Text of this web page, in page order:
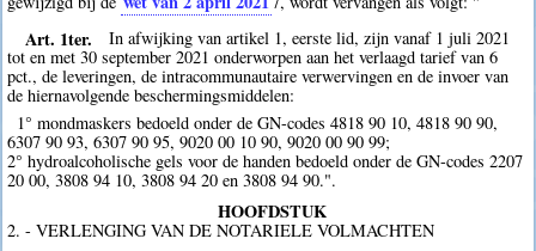
Art. 1ter.
In afwijking van artikel 1, eerste lid, zijn vanaf 1 juli 2021
tot en met 30 september 2021 onderworpen aan het verlaagd tarief van 6
pct., de leveringen, de intracommunautaire verwervingen en de invoer van
de hiernavolgende beschermingsmiddelen:
1° mondmaskers bedoeld onder de GN-codes 4818 90 10, 4818 90 90,
6307 90 93, 6307 90 95, 9020 00 10 90, 9020 00 90 99;
2° hydroalcoholische gels voor de handen bedoeld onder de GN-codes 2207
20 00, 3808 94 10, 3808 94 20 en 3808 94 90.".
HOOFDSTUK
2. - VERLENGING VAN DE NOTARIELE VOLMACHTEN